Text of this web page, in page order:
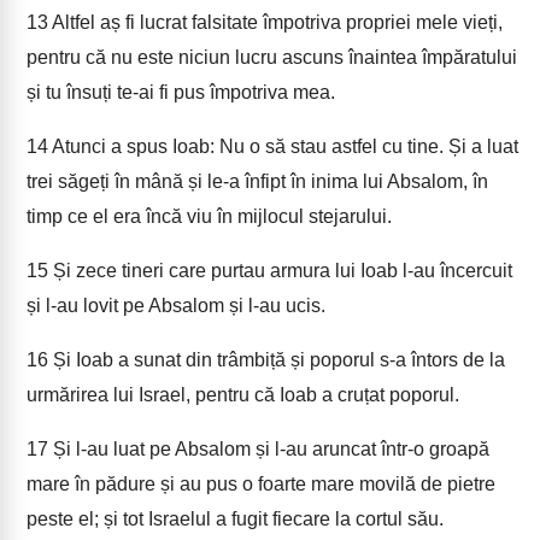
13Altfel aș fi lucrat falsitate împotriva propriei mele vieți,
pentru că nu este niciun lucru ascuns înaintea împăratului
și tu însuți te-ai fi pus împotriva mea.
14Atunci a spus Ioab: Nu o să stau astfel cu tine. Și a luat
trei săgeți în mână și le-a înfipt în inima lui Absalom, în
timp ce el era încă viu în mijlocul stejarului.
15 Și zece tineri care purtau armura lui Ioab l-au încercuit
și l-au lovit pe Absalom și l-au ucis.
16 Și Ioab a sunat din trâmbiță și poporul s-a întors de la
urmărirea lui Israel, pentru că Ioab a cruțat poporul.
17 Și l-au luat pe Absalom și l-au aruncat într-o groapă
mare în pădure și au pus o foarte mare movilă de pietre
peste el; și tot Israelul a fugit fiecare la cortul său.